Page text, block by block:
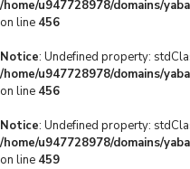
/home/u947728978/domains/
on line 456
Notice: Undefined property:
/home/u947728978/domains/
on line 456
Notice: Undefined property:
/home/u947728978/domains/
on line 459